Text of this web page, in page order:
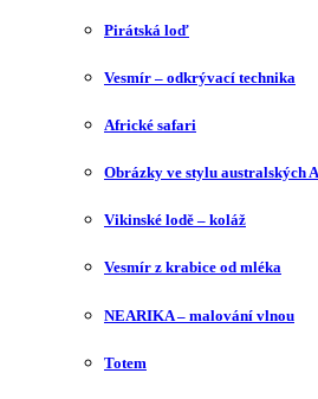
Pirátská loď
Vesmír – odkrývací technika
Africké safari
Obrázky ve stylu australských
Vikinské lodě – koláž
Vesmír z krabice od mléka
NEARIKA – malování vlnou
Totem